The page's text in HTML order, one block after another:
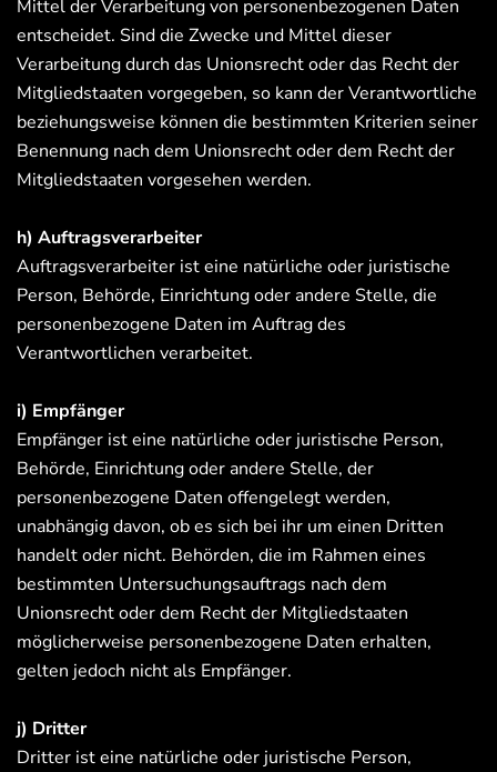
Mittel der Verarbeitung von personenbezogenen Daten
entscheidet. Sind die Zwecke und Mittel dieser
Verarbeitung durch das Unionsrecht oder das Recht der
Mitgliedstaaten vorgegeben, so kann der Verantwortliche
beziehungsweise können die bestimmten Kriterien seiner
Benennung nach dem Unionsrecht oder dem Recht der
Mitgliedstaaten vorgesehen werden.
h) Auftragsverarbeiter
Auftragsverarbeiter ist eine natürliche oder juristische
Person, Behörde, Einrichtung oder andere Stelle, die
personenbezogene Daten im Auftrag des
Verantwortlichen verarbeitet.
i) Empfänger
Empfänger ist eine natürliche oder juristische Person,
Behörde, Einrichtung oder andere Stelle, der
personenbezogene Daten offengelegt werden,
unabhängig davon, ob es sich bei ihr um einen Dritten
handelt oder nicht. Behörden, die im Rahmen eines
bestimmten Untersuchungsauftrags nach dem
Unionsrecht oder dem Recht der Mitgliedstaaten
möglicherweise personenbezogene Daten erhalten,
gelten jedoch nicht als Empfänger.
j) Dritter
Dritter ist eine natürliche oder juristische Person,